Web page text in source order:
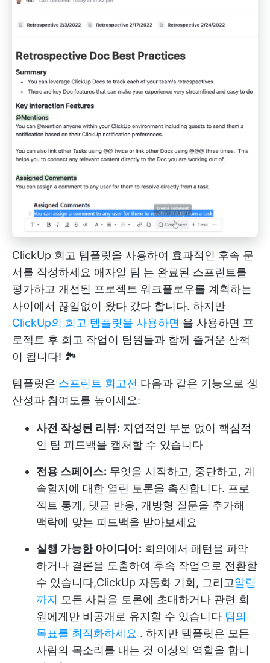
ClickUp 회고 템플릿을 사용하여 효과적인 후속 문
서를 작성하세요 애자일 팀 는 완료된 스프린트를
평가하고 개선된 프로젝트 워크플로우를 계획하는
사이에서 끊임없이 왔다 갔다 합니다. 하지만
ClickUp의 회고 템플릿을 사용하면 을 사용하면 프
로젝트 후 회고 작업이 팀원들과 함께 즐거운 산책
이 됩니다! 🏞️
템플릿은 스프린트 회고전 다음과 같은 기능으로 생
산성과 참여도를 높이세요:
사전 작성된 리뷰: 지엽적인 부분 없이 핵심적
인 팀 피드백을 캡처할 수 있습니다
전용 스페이스: 무엇을 시작하고, 중단하고, 계
속할지에 대한 열린 토론을 촉진합니다. 프로
젝트 통계, 댓글 반응, 개방형 질문을 추가해
맥락에 맞는 피드백을 받아보세요
실행 가능한 아이디어: 회의에서 패턴을 파악
하거나 결론을 도출하여 후속 작업으로 전환할
수 있습니다,ClickUp 자동화 기회, 그리고알림
까지 모든 사람을 토론에 초대하거나 관련 회
원에게만 비공개로 유지할 수 있습니다 팀의
목표를 최적화하세요 . 하지만 템플릿은 모든
사람의 목소리를 내는 것 이상의 역할을 합니